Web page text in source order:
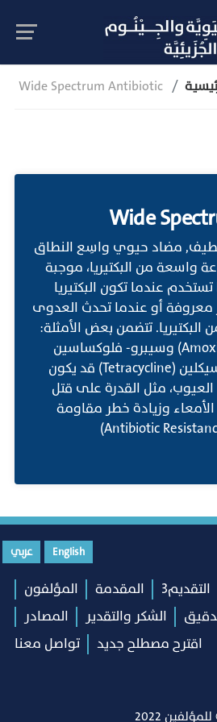
Wide Spectrum Antibiotic
Wide
مضاد حيوي واسِع النطاق
واسعة من البكتيريا، موجبة
عندما تكون البكتيريا
معروفة أو عندما تحدث العدوى
تتضمن بعض الأمثلة:
أموكسيسيلين (Amoxicillin) وسيبرو- فلوكساسين
(Ciprofloxacin) وتتراسيكلين (Tetracycline) قد يكون
مثل القدرة على قتل
الأمعاء وزيادة خطر مقاومة
English عربي
التقديم3 المقدمة
المؤلفون
الشكر والتقدير
المصادر
اقترح مصطلح جديد
تواصل معنا
2022